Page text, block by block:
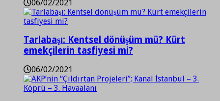
06/02/2021
Tarlabaşı: Kentsel dönüşüm mü? Kürt
emekçilerin tasfiyesi mi?
06/02/2021